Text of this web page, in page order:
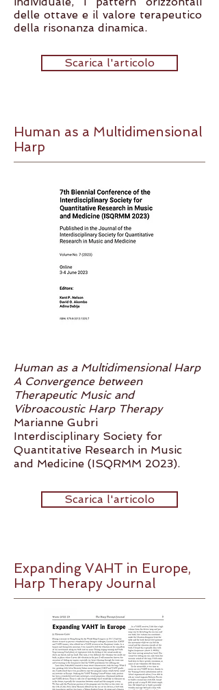
delle ottave e il valore terapeutico
della risonanza dinamica.
Scarica l'articolo
Human as a Multidimensional
Harp
Human as a Multidimensional Harp
A Convergence between
Therapeutic Music and
Vibroacoustic Harp Therapy
Marianne Gubri
Interdisciplinary Society for
Quantitative Research in Music
and Medicine (ISQRMM 2023).
Scarica l'articolo
Expanding VAHT in Europe,
Harp Therapy Journal